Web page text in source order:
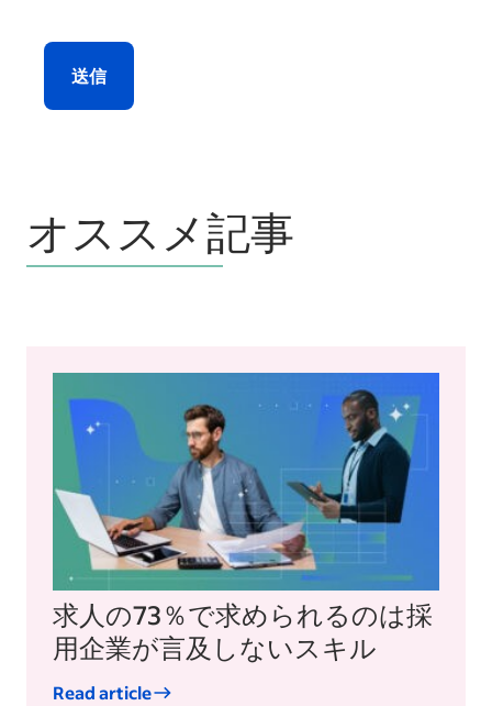
送信
オススメ記事
求人の73％で求められるのは採
用企業が言及しないスキル
Read article